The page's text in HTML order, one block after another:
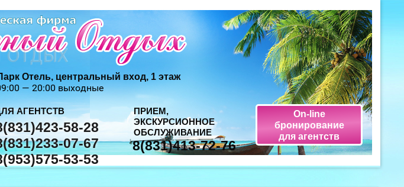
Отель, центральный вход, 1 этаж
— 20:00 выходные
АГЕНТСТВ
58-28
07-67
53-53
8(831)413-72-76
ПРИЕМ,
ЭКСКУРСИОННОЕ
ОБСЛУЖИВАНИЕ
On-line
бронирование
для агентств